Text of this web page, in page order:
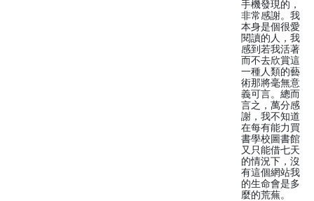
手機發現的，
非常感謝。我
本身是個很愛
閱讀的人，我
感到若我活著
而不去欣賞這
一種人類的藝
術那將毫無意
義可言。總而
言之，萬分感
謝，我不知道
在每有能力買
書學校圖書館
又只能借七天
的情況下，沒
有這個網站我
的生命會是多
麼的荒蕪。